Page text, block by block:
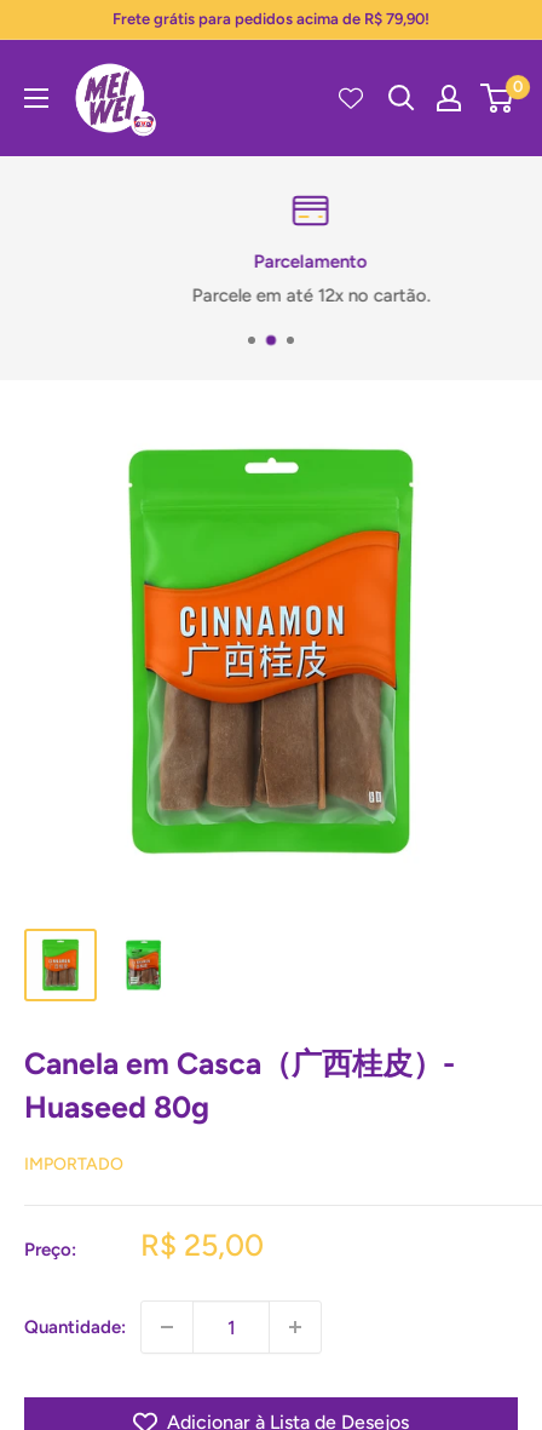
Frete grátis para pedidos acima de R$ 79,90!
Mei
Wei
0
Parcelamento
Parcele em até 12x no cartão.
Canela em Casca（广西桂皮）-
Huaseed 80g
IMPORTADO
Preço:
Preço
R$ 25,00
Quantidade:
Adicionar à Lista de Desejos